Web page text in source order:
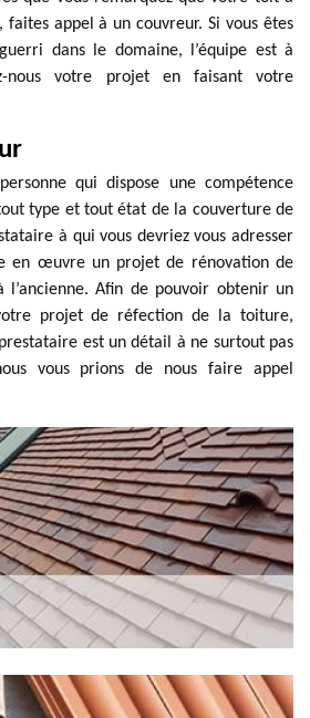
faites appel à un couvreur. Si vous êtes
dans le domaine, l’équipe est à
nous votre projet en faisant votre
qui dispose une compétence
type et tout état de la couverture de
à qui vous devriez vous adresser
en œuvre un projet de rénovation de
Afin de pouvoir obtenir un
projet de réfection de la toiture,
est un détail à ne surtout pas
vous prions de nous faire appel